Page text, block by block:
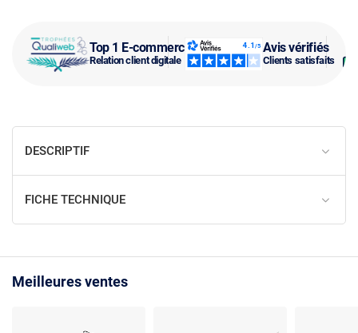
Top 1 E-commerce
Relation client digitale
Avis vérifiés
Clients satisfaits
DESCRIPTIF
FICHE TECHNIQUE
Meilleures ventes